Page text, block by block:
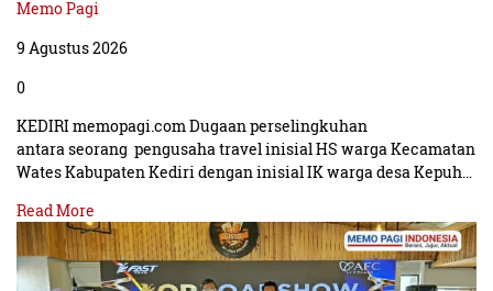
Memo Pagi
9 Agustus 2026
0
KEDIRI memopagi.com Dugaan perselingkuhan
antara seorang pengusaha travel inisial HS warga Kecamatan
Wates Kabupaten Kediri dengan inisial IK warga desa Kepuh…
Read More